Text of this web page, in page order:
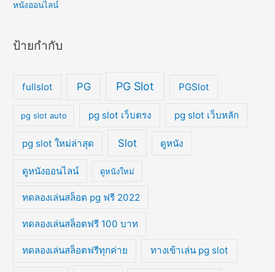
หนังออนไลน์
ป้ายกำกับ
fullslot PG PG Slot PGSlot
pg slot auto pg slot เว็บตรง pg slot เว็บหลัก
pg slot ใหม่ล่าสุด Slot ดูหนัง
ดูหนังออนไลน์ ดูหนังใหม่
ทดลองเล่นสล็อต pg ฟรี 2022
ทดลองเล่นสล็อตฟรี 100 บาท
ทดลองเล่นสล็อตฟรีทุกค่าย ทางเข้าเล่น pg slot